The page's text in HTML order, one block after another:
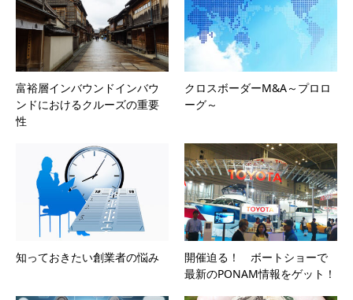
富裕層インバウンドインバウ
ンドにおけるクルーズの重要
性
クロスボーダーM&A～プロロ
ーグ～
知っておきたい創業者の悩み
開催迫る！ ボートショーで
最新のPONAM情報をゲット！